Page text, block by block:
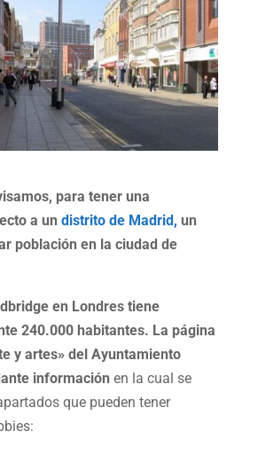
para tener una
a un distrito de Madrid, un
población en la ciudad de
en Londres tiene
240.000 habitantes. La página
y artes» del Ayuntamiento
información en la cual se
que pueden tener